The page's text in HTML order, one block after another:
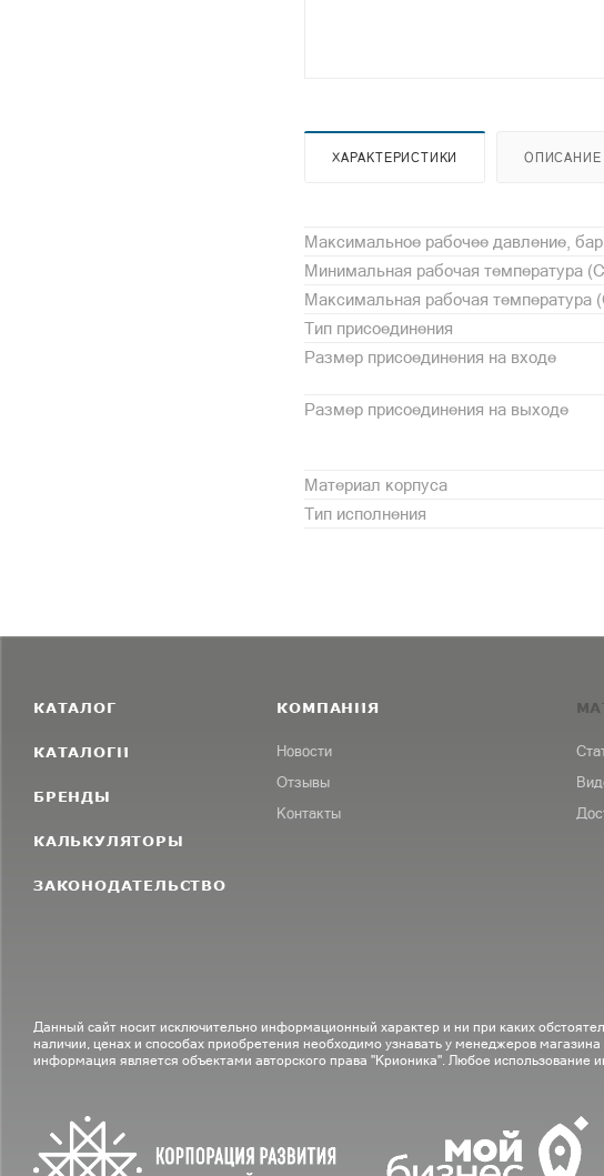
ХАРАКТЕРИСТИКИ ОПИСАНИЕ
Максимальное рабочее давление, бар
Минимальная рабочая температура
Максимальная рабочая температура
Тип присоединения
Размер присоединения на входе
Размер присоединения на выходе
Материал корпуса
Тип исполнения
КАТАЛОГ
КАТАЛОГИ
БРЕНДЫ
КАЛЬКУЛЯТОРЫ
ЗАКОНОДАТЕЛЬСТВО
КОМПАНИЯ
Новости
Отзывы
Контакты
Данный сайт носит исключительно информационный характер и ни при каких
наличии, ценах и способах приобретения необходимо узнавать у менеджеров
информация является объектами авторского права "Крионика". Любое